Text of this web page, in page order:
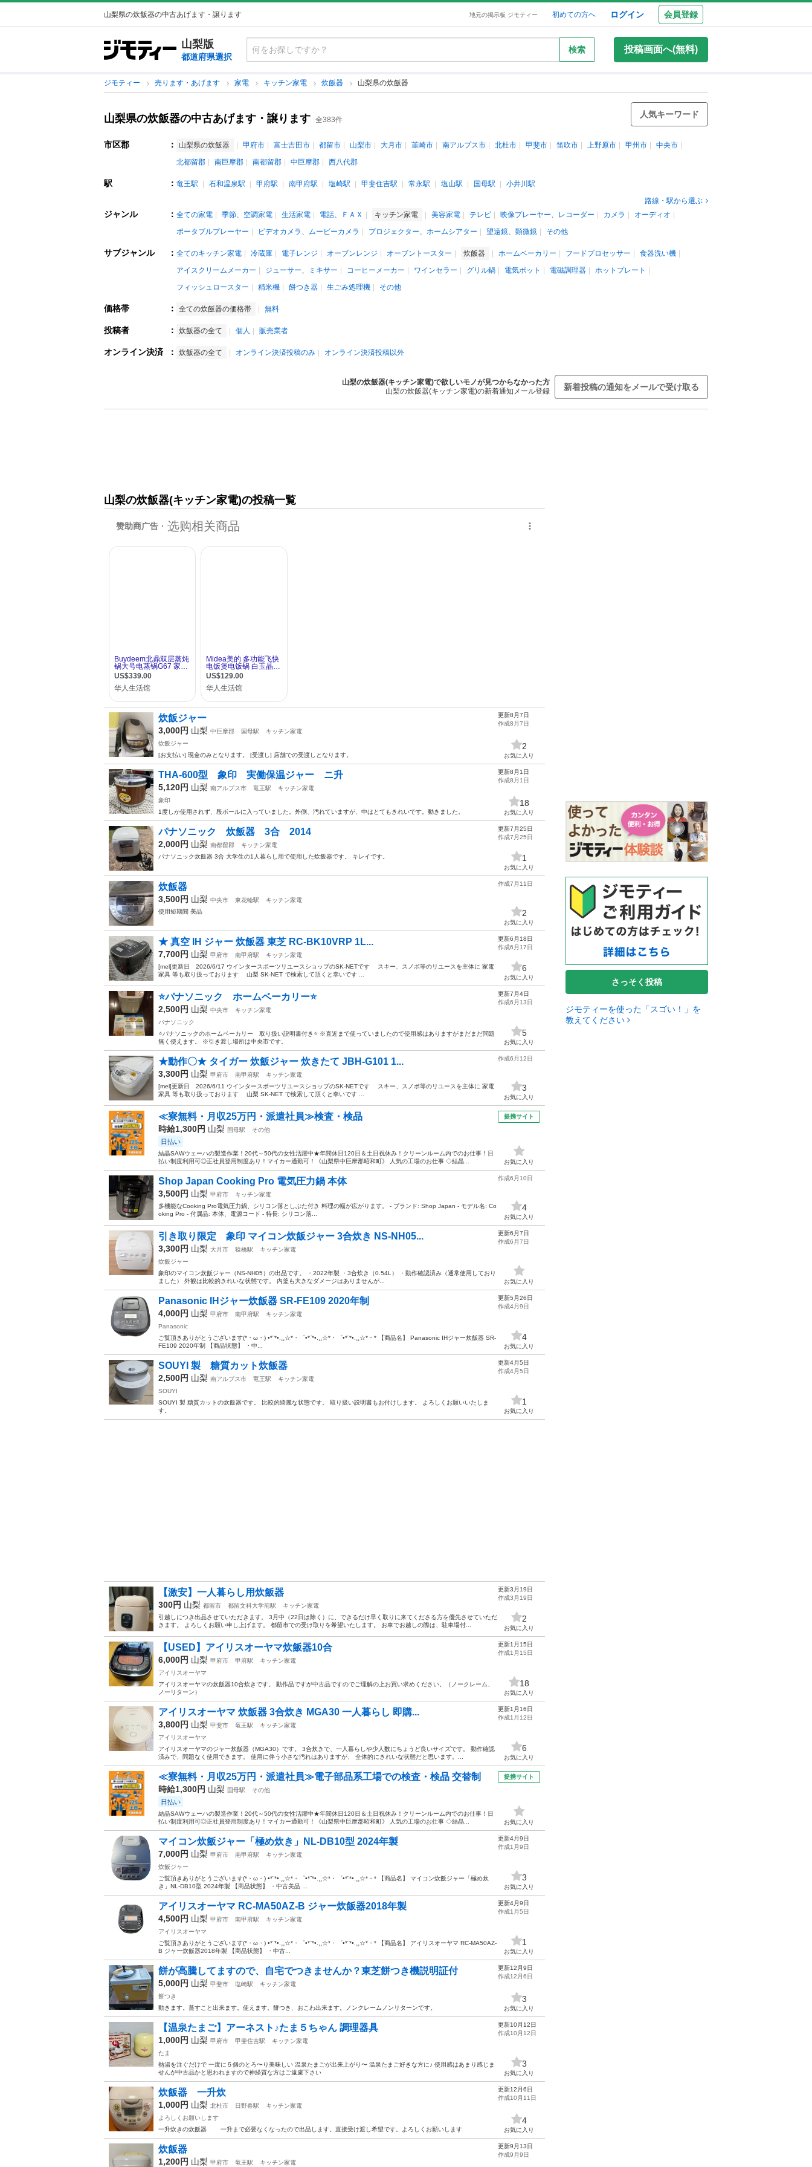
山梨県の炊飯器の中古あげます・譲ります 地元の掲示板 ジモティー 初めての方へ ログイン 会員登録
山梨版
都道府県選択
検索 投稿画面へ(無料)
ジモティー 売ります・あげます 家電 キッチン家電 炊飯器 山梨県の炊飯器
山梨県の炊飯器の中古あげます・譲ります 全383件
人気キーワード
市区郡 ： 山梨県の炊飯器 甲府市 富士吉田市 都留市 山梨市 大月市 韮崎市 南アルプス市 北杜市 甲斐市 笛吹市 上野原市 甲州市
中央市
北都留郡
南巨摩郡 南都留郡 中巨摩郡 西八代郡
駅 ： 竜王駅 石和温泉駅 甲府駅 南甲府駅 塩崎駅 甲斐住吉駅 常永駅 塩山駅 国母駅
小井川駅
路線・駅から選ぶ
ジャンル ： 全ての家電 季節、空調家電 生活家電 電話、ＦＡＸ キッチン家電 美容家電 テレビ 映像プレーヤー、レコーダー カメラ
オーディオ
ポータブルプレーヤー
ビデオカメラ、ムービーカメラ プロジェクター、ホームシアター 望遠鏡、顕微鏡 その他
サブジャンル ： 全てのキッチン家電 冷蔵庫 電子レンジ オーブンレンジ オーブントースター 炊飯器 ホームベーカリー フードプロセッサー
食器洗い機
アイスクリームメーカー
ジューサー、ミキサー コーヒーメーカー ワインセラー グリル鍋 電気ポット 電磁調理器
ホットプレート
フィッシュロースター
精米機 餅つき器 生ごみ処理機 その他
価格帯 ： 全ての炊飯器の価格帯 無料
投稿者 ： 炊飯器の全て 個人 販売業者
オンライン決済 ： 炊飯器の全て オンライン決済投稿のみ オンライン決済投稿以外
山梨の炊飯器(キッチン家電)で欲しいモノが見つからなかった方
山梨の炊飯器(キッチン家電)の新着通知メール登録
新着投稿の通知をメールで受け取る
山梨の炊飯器(キッチン家電)の投稿一覧
炊飯ジャー
3,000円 山梨 中巨摩郡 国母駅
キッチン家電
炊飯ジャー
[お支払い] 現金のみとなります。 [受渡し] 店舗での受渡しとなります。
更新8月7日
作成8月7日
2
お気に入り
THA-600型 象印 実働保温ジャー ニ升
5,120円 山梨 南アルプス市 竜王駅
キッチン家電
象印
1度しか使用されず、段ボールに入っていました。外側、汚れていますが、中はとてもきれいです。動きました。
更新8月1日
作成8月1日
18
お気に入り
パナソニック 炊飯器 3合 2014
2,000円 山梨 南都留郡
キッチン家電
パナソニック炊飯器 3合 大学生の1人暮らし用で使用した炊飯器です。 キレイです。
更新7月25日
作成7月25日
1
お気に入り
炊飯器
3,500円 山梨 中央市 東花輪駅
キッチン家電
使用短期間 美品
作成7月11日
2
お気に入り
★ 真空 IH ジャー 炊飯器 東芝 RC-BK10VRP 1L...
7,700円 山梨 甲府市 南甲府駅
キッチン家電
[mel]更新日 2026/6/17 ウインタースポーツリユースショップのSK-NETです スキー、スノボ等のリユースを主体に 家電
家具 等も取り扱っております 山梨 SK-NET で検索して頂くと幸いです ...
更新6月18日
作成6月17日
6
お気に入り
⭐パナソニック ホームベーカリー⭐
2,500円 山梨 中央市
キッチン家電
パナソニック
⭐パナソニックのホームベーカリー 取り扱い説明書付き⭐ ※直近まで使っていましたので使用感はありますがまだまだ問題
無く使えます。 ※引き渡し場所は中央市です。
更新7月4日
作成6月13日
5
お気に入り
★動作〇★ タイガー 炊飯ジャー 炊きたて JBH-G101 1...
3,300円 山梨 甲府市 南甲府駅
キッチン家電
[mel]更新日 2026/6/11 ウインタースポーツリユースショップのSK-NETです スキー、スノボ等のリユースを主体に 家電
家具 等も取り扱っております 山梨 SK-NET で検索して頂くと幸いです ...
作成6月12日
3
お気に入り
≪寮無料・月収25万円・派遣社員≫検査・検品
時給1,300円 山梨 国母駅 その他
日払い
結晶SAWウェーハの製造作業！20代～50代の女性活躍中★年間休日120日＆土日祝休み！クリーンルーム内でのお仕事！日
払い制度利用可◎正社員登用制度あり！マイカー通勤可！《山梨県中巨摩郡昭和町》 人気の工場のお仕事 ◇結晶...
提携サイト
お気に入り
Shop Japan Cooking Pro 電気圧力鍋 本体
3,500円 山梨 甲府市
キッチン家電
多機能なCooking Pro電気圧力鍋、シリコン落としぶた付き 料理の幅が広がります。 - ブランド: Shop Japan - モデル名: Co
oking Pro - 付属品: 本体、電源コード - 特長: シリコン落...
作成6月10日
4
お気に入り
引き取り限定 象印 マイコン炊飯ジャー 3合炊き NS-NH05...
3,300円 山梨 大月市 猿橋駅
キッチン家電
炊飯ジャー
象印のマイコン炊飯ジャー（NS-NH05）の出品です。 ・2022年製 ・3合炊き（0.54L） ・動作確認済み（通常使用しており
ました） 外観は比較的きれいな状態です。 内釜も大きなダメージはありませんが...
更新6月7日
作成6月7日
お気に入り
Panasonic IHジャー炊飯器 SR-FE109 2020年制
4,000円 山梨 甲府市 南甲府駅
キッチン家電
Panasonic
ご覧頂きありがとうございます(*・ω・) •*¨*•.¸¸☆*・゜•*¨*•.¸¸☆*・゜•*¨*•.¸¸☆*・* 【商品名】 Panasonic IHジャー炊飯器 SR-
FE109 2020年制 【商品状態】 ・中...
更新5月26日
作成4月9日
4
お気に入り
SOUYI 製 糖質カット炊飯器
2,500円 山梨 南アルプス市 竜王駅
キッチン家電
SOUYI
SOUYI 製 糖質カットの炊飯器です。 比較的綺麗な状態です。 取り扱い説明書もお付けします。 よろしくお願いいたしま
す。
更新4月5日
作成4月5日
1
お気に入り
【激安】一人暮らし用炊飯器
300円 山梨 都留市 都留文科大学前駅
キッチン家電
引越しにつき出品させていただきます。 3月中（22日は除く）に、できるだけ早く取りに来てくださる方を優先させていただ
きます。 よろしくお願い申し上げます。 都留市での受け取りを希望いたします。 お車でお越しの際は、駐車場付...
更新3月19日
作成3月19日
2
お気に入り
【USED】アイリスオーヤマ炊飯器10合
6,000円 山梨 甲府市 甲府駅
キッチン家電
アイリスオーヤマ
アイリスオーヤマの炊飯器10合炊きです。 動作品ですが中古品ですのでご理解の上お買い求めください。（ノークレーム、
ノーリターン）
更新1月15日
作成1月15日
18
お気に入り
アイリスオーヤマ 炊飯器 3合炊き MGA30 一人暮らし 即購...
3,800円 山梨 甲斐市 竜王駅
キッチン家電
アイリスオーヤマ
アイリスオーヤマのジャー炊飯器（MGA30）です。 3合炊きで、一人暮らしや少人数にちょうど良いサイズです。 動作確認
済みで、問題なく使用できます。 使用に伴う小さな汚れはありますが、 全体的にきれいな状態だと思います。...
更新1月16日
作成1月12日
6
お気に入り
≪寮無料・月収25万円・派遣社員≫電子部品系工場での検査・検品 交替制
時給1,300円 山梨 国母駅 その他
日払い
結晶SAWウェーハの製造作業！20代～50代の女性活躍中★年間休日120日＆土日祝休み！クリーンルーム内でのお仕事！日
払い制度利用可◎正社員登用制度あり！マイカー通勤可！《山梨県中巨摩郡昭和町》 人気の工場のお仕事 ◇結晶...
提携サイト
お気に入り
マイコン炊飯ジャー「極め炊き」NL-DB10型 2024年製
7,000円 山梨 甲府市 南甲府駅
キッチン家電
炊飯ジャー
ご覧頂きありがとうございます(*・ω・) •*¨*•.¸¸☆*・゜•*¨*•.¸¸☆*・゜•*¨*•.¸¸☆*・* 【商品名】 マイコン炊飯ジャー「極め炊
き」NL-DB10型 2024年製 【商品状態】 ・中古美品 ...
更新4月9日
作成1月9日
3
お気に入り
アイリスオーヤマ RC-MA50AZ-B ジャー炊飯器2018年製
4,500円 山梨 甲府市 南甲府駅
キッチン家電
アイリスオーヤマ
ご覧頂きありがとうございます(*・ω・) •*¨*•.¸¸☆*・゜•*¨*•.¸¸☆*・゜•*¨*•.¸¸☆*・* 【商品名】 アイリスオーヤマ RC-MA50AZ-
B ジャー炊飯器2018年製 【商品状態】 ・中古...
更新4月9日
作成1月5日
1
お気に入り
餅が高騰してますので、自宅でつきませんか？東芝餅つき機説明証付
5,000円 山梨 甲斐市 塩崎駅
キッチン家電
餅つき
動きます。蒸すこと出来ます。使えます。餅つき、おこわ出来ます。ノンクレームノンリターンです。
更新12月9日
作成12月6日
3
お気に入り
【温泉たまご】アーネスト♪たま５ちゃん 調理器具
1,000円 山梨 甲府市 甲斐住吉駅
キッチン家電
たま
熱湯を注ぐだけで 一度に５個のとろ〜り美味しい 温泉たまごが出来上がり〜 温泉たまご好きな方に♪ 使用感はあまり感じま
せんが中古品かと思われますので神経質な方はご遠慮下さい
更新10月12日
作成10月12日
3
お気に入り
炊飯器 一升炊
1,000円 山梨 北杜市 日野春駅
キッチン家電
よろしくお願いします
一升炊きの炊飯器 一升まで必要なくなったので出品します。直接受け渡し希望です。よろしくお願いします
更新12月6日
作成10月11日
4
お気に入り
炊飯器
1,200円 山梨 甲府市 竜王駅 キッチン家電
更新9月13日
作成9月9日
さっそく投稿
ジモティーを使った「スゴい！」を
教えてください